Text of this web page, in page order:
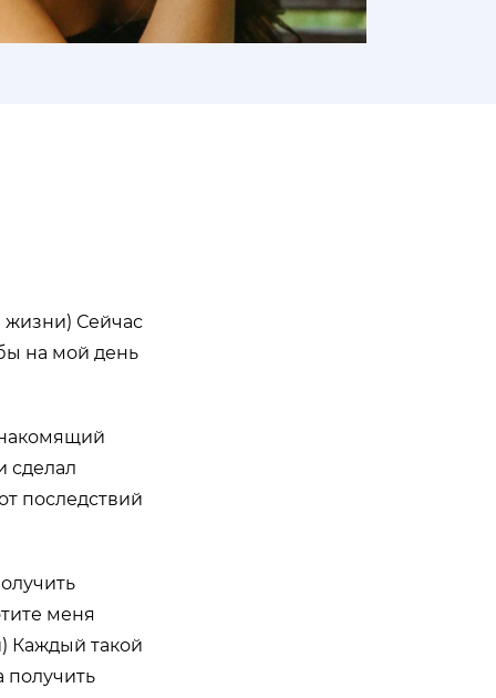
Сейчас
на мой день
сделал
последствий
меня
Каждый такой
получить